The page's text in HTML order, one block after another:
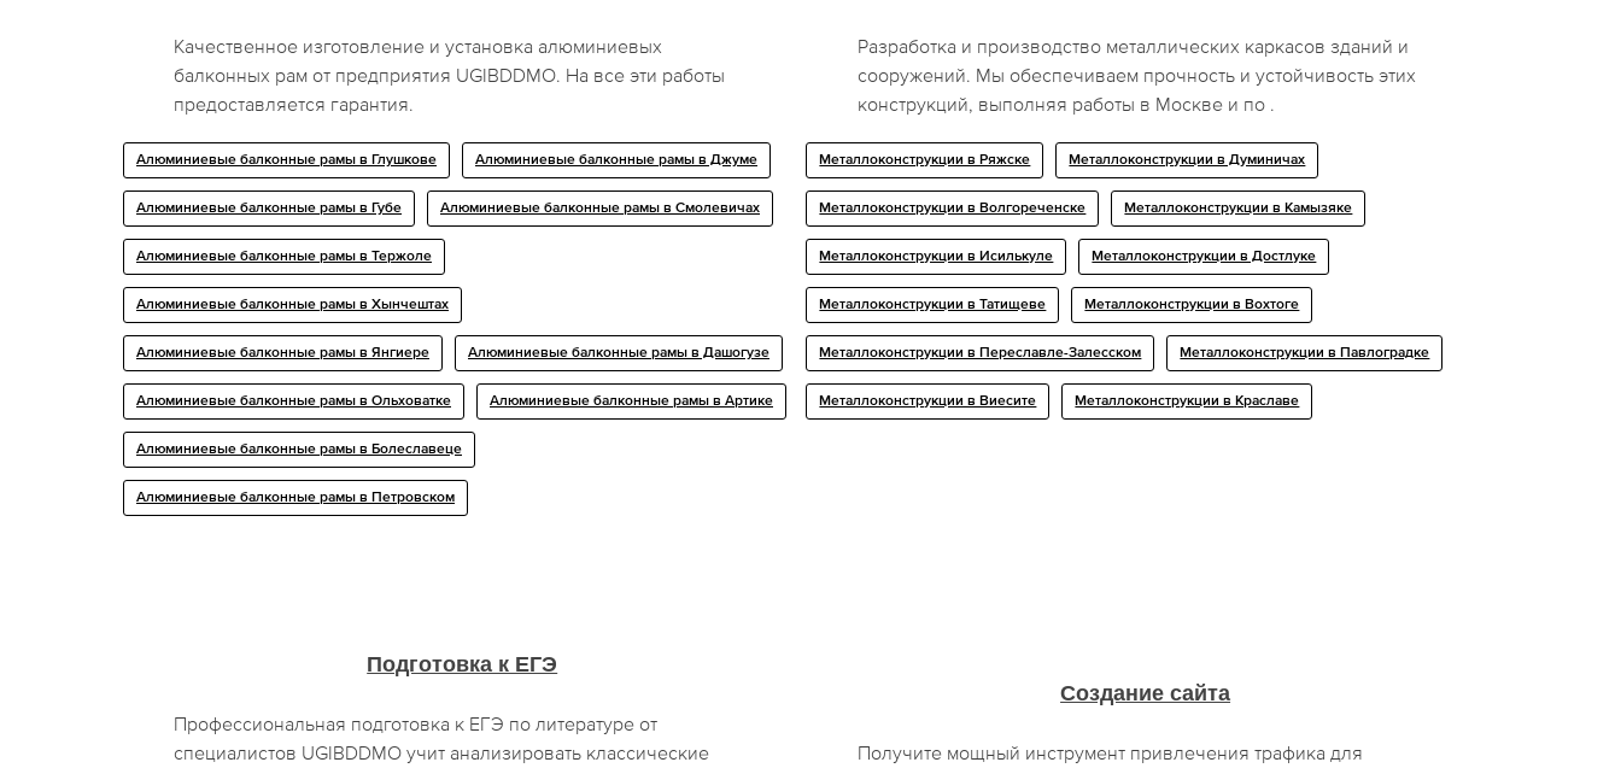
Качественное изготовление и установка алюминиевых
балконных рам от предприятия UGIBDDMO. На все эти работы
предоставляется гарантия.
Алюминиевые балконные рамы в Глушкове Алюминиевые балконные рамы в Джуме
Алюминиевые балконные рамы в Губе Алюминиевые балконные рамы в Смолевичах
Алюминиевые балконные рамы в Тержоле
Алюминиевые балконные рамы в Хынчештах
Алюминиевые балконные рамы в Янгиере Алюминиевые балконные рамы в Дашогузе
Алюминиевые балконные рамы в Ольховатке Алюминиевые балконные рамы в Артике
Алюминиевые балконные рамы в Болеславеце
Алюминиевые балконные рамы в Петровском
Разработка и производство металлических каркасов зданий и
сооружений. Мы обеспечиваем прочность и устойчивость этих
конструкций, выполняя работы в Москве и по .
Металлоконструкции в Ряжске Металлоконструкции в Думиничах
Металлоконструкции в Волгореченске Металлоконструкции в Камызяке
Металлоконструкции в Исилькуле Металлоконструкции в Достлуке
Металлоконструкции в Татищеве Металлоконструкции в Вохтоге
Металлоконструкции в Переславле-Залесском Металлоконструкции в Павлоградке
Металлоконструкции в Виесите Металлоконструкции в Краславе
Подготовка к ЕГЭ
Профессиональная подготовка к ЕГЭ по литературе от
специалистов UGIBDDMO учит анализировать классические
Создание сайта
Получите мощный инструмент привлечения трафика для